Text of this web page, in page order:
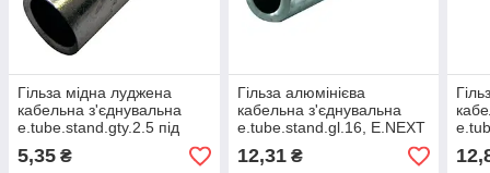
Гільза мідна луджена
кабельна з'єднувальна
e.tube.stand.gty.2.5 під
опресування, E.NEXT
(s041002)
5,35 ₴
Гільза алюмінієва
кабельна з'єднувальна
e.tube.stand.gl.16, E.NEXT
(s4042000)
12,31₴